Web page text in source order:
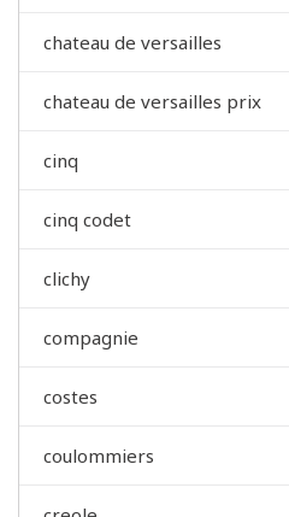
chateau de versailles
chateau de versailles prix
cinq
cinq codet
clichy
compagnie
costes
coulommiers